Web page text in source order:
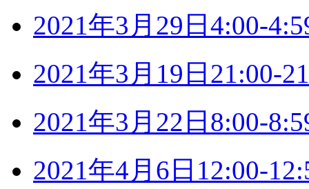
2021年3月29日4:00-
2021年3月19日21:00-
2021年3月22日8:00-
2021年4月6日12:00-